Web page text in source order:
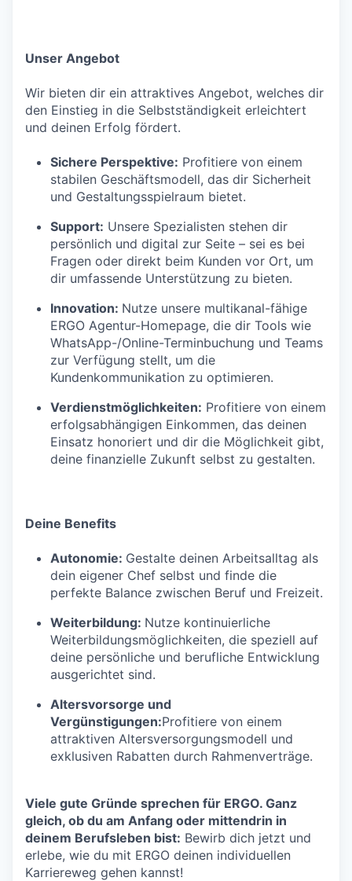
Unser Angebot
Wir bieten dir ein attraktives Angebot, welches dir
den Einstieg in die Selbstständigkeit erleichtert
und deinen Erfolg fördert.
Sichere Perspektive: Profitiere von einem
stabilen Geschäftsmodell, das dir Sicherheit
und Gestaltungsspielraum bietet.
Support: Unsere Spezialisten stehen dir
persönlich und digital zur Seite – sei es bei
Fragen oder direkt beim Kunden vor Ort, um
dir umfassende Unterstützung zu bieten.
Innovation: Nutze unsere multikanal-fähige
ERGO Agentur-Homepage, die dir Tools wie
WhatsApp-/Online-Terminbuchung und Teams
zur Verfügung stellt, um die
Kundenkommunikation zu optimieren.
Verdienstmöglichkeiten: Profitiere von einem
erfolgsabhängigen Einkommen, das deinen
Einsatz honoriert und dir die Möglichkeit gibt,
deine finanzielle Zukunft selbst zu gestalten.
Deine Benefits
Autonomie: Gestalte deinen Arbeitsalltag als
dein eigener Chef selbst und finde die
perfekte Balance zwischen Beruf und Freizeit.
Weiterbildung: Nutze kontinuierliche
Weiterbildungsmöglichkeiten, die speziell auf
deine persönliche und berufliche Entwicklung
ausgerichtet sind.
Altersvorsorge und
Vergünstigungen:Profitiere von einem
attraktiven Altersversorgungsmodell und
exklusiven Rabatten durch Rahmenverträge.
Viele gute Gründe sprechen für ERGO. Ganz
gleich, ob du am Anfang oder mittendrin in
deinem Berufsleben bist: Bewirb dich jetzt und
erlebe, wie du mit ERGO deinen individuellen
Karriereweg gehen kannst!